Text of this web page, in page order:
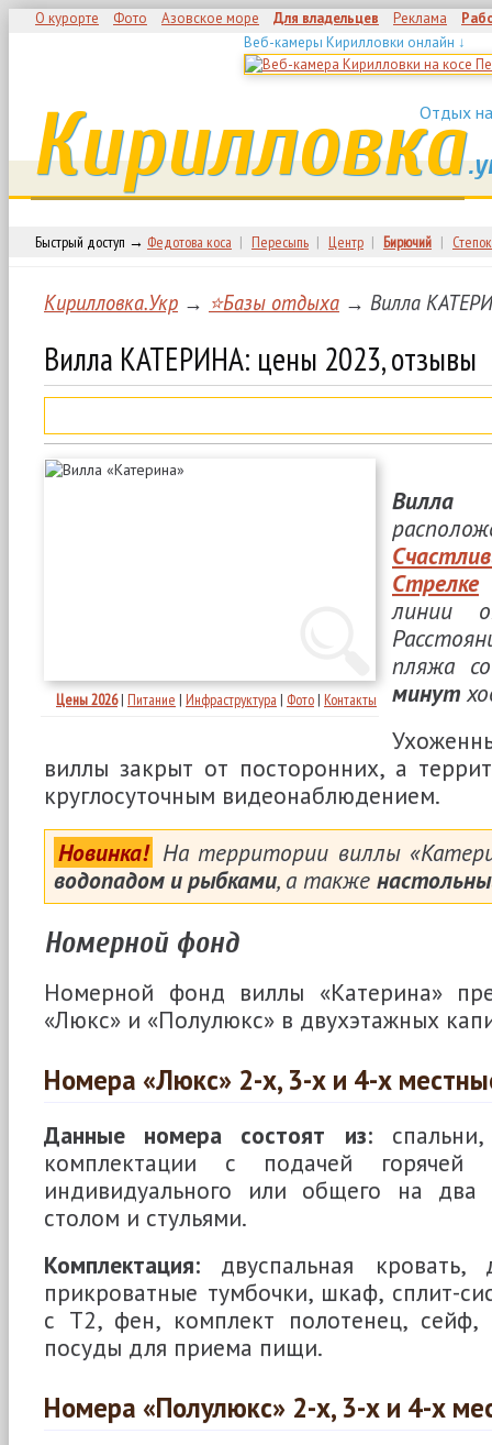
О курорте Фото Азовское море Для владельцев Реклама
Веб-камеры Кирилловки онлайн ↓
Отдых
Кирилловка
Быстрый доступ → Федотова коса | Пересыпь | Центр | Бирючий | Степок
Кирилловка.Укр → ⭐Базы отдыха → Вилла
Вилла КАТЕРИНА: цены 2023, отзывы
Цены 2026| Питание | Инфраструктура | Фото | Контакты
Вилла
Стрелке
пляжа
минут
виллы закрыт от посторонних, а
круглосуточным видеонаблюдением.
Новинка! На территории виллы
водопадом и рыбками, а также
Номерной фонд
Номерной фонд виллы «Катерина»
«Люкс» и «Полулюкс» в двухэтажных
Номера «Люкс» 2-х, 3-х и 4-х
Данные номера состоят из:спальни,
комплектации с подачей
индивидуального или общего на
столом и стульями.
Комплектация: двуспальная кровать,
прикроватные тумбочки, шкаф, сплит-
с Т2, фен, комплект полотенец, сейф,
посуды для приема пищи.
Номера «Полулюкс» 2-х, 3-х и 4-х